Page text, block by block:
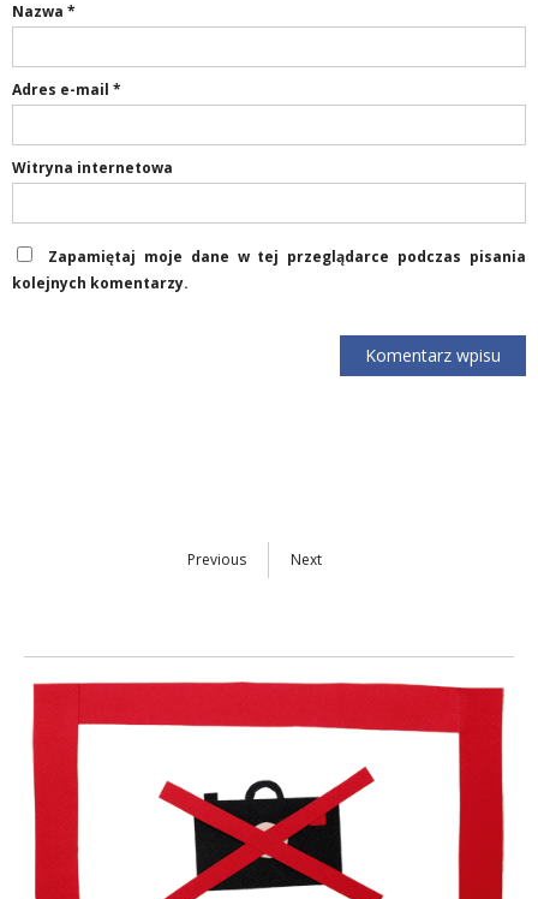
Nazwa *
Adres e-mail *
Witryna internetowa
Zapamiętaj moje dane w tej przeglądarce podczas pisania
kolejnych komentarzy.
Previous Next